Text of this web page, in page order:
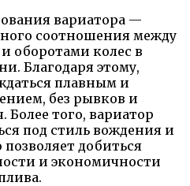
вариатора —
соотношения между
оборотами колес в
Благодаря этому,
плавным и
без рывков и
того, вариатор
под стиль вождения и
добиться
и экономичности